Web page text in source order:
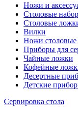
Ножи и
Столовые
Столовые
Вилки
Ножи столовые
Приборы для
Чайные ложки
Кофейные
Десертные
Детские
Сервировка стола